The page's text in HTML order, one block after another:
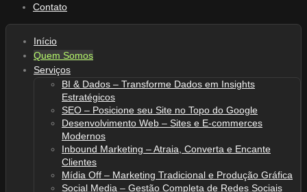
Contato
Início
Quem Somos
Serviços
BI & Dados – Transforme Dados em Insights
Estratégicos
SEO – Posicione seu Site no Topo do Google
Desenvolvimento Web – Sites e E-commerces
Modernos
Inbound Marketing – Atraia, Converta e Encante
Clientes
Mídia Off – Marketing Tradicional e Produção Gráfica
Social Media – Gestão Completa de Redes Sociais